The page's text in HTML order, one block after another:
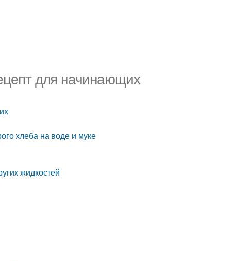
для начинающих
хлеба на воде и муке
жидкостей